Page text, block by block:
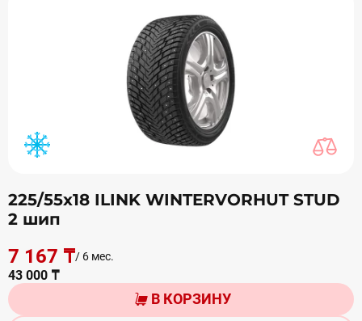
225/55х18 ILINK WINTERVORHUT STUD
2 шип
7 167 ₸/ 6 мес.
43 000 ₸
В КОРЗИНУ